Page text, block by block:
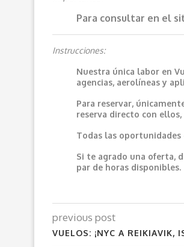
Para consultar en el
Instrucciones:
Nuestra única labor en
agencias, aerolíneas y
Para reservar,
reserva directo con
Todas las oportunidades
Si te agrado una oferta,
par de horas disponibles.
previous post
VUELOS: ¡NYC A REIKIAVIK,